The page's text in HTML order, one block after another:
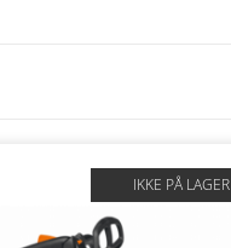
IKKE PÅ LAGER